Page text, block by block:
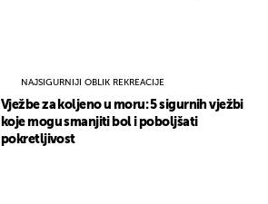
NAJSIGURNIJI OBLIK REKREACIJE
Vježbe za koljeno u moru: 5 sigurnih vježbi
koje mogu smanjiti bol i poboljšati
pokretljivost